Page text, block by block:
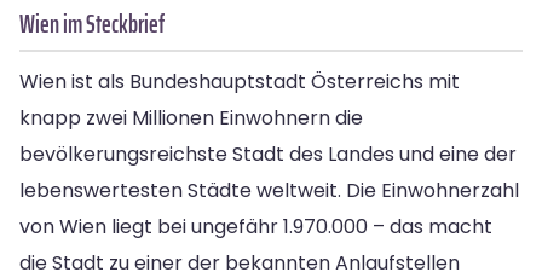
Wien im Steckbrief
Wien ist als Bundeshauptstadt Österreichs mit
knapp zwei Millionen Einwohnern die
bevölkerungsreichste Stadt des Landes und eine der
lebenswertesten Städte weltweit. Die Einwohnerzahl
von Wien liegt bei ungefähr 1.970.000 – das macht
die Stadt zu einer der bekannten Anlaufstellen